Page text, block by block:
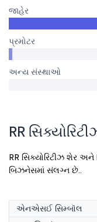
જાહેર
પ્રમોટર
અન્ય સંસ્થાઓ
RR
RR સિક્યોરિટીઝ શેર અને
બિઝનેસમાં સંલગ્ન છે..
એનએસઈ સિમ્બૉલ